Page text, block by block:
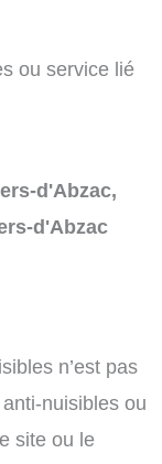
ou service lié
d'Abzac,
d'Abzac
n’est pas
nuisibles ou
site ou le